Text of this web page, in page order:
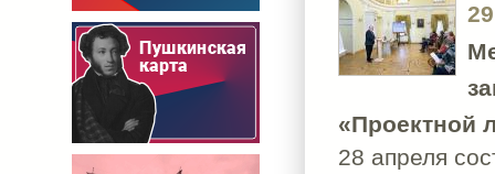
«Проектной
28 апреля